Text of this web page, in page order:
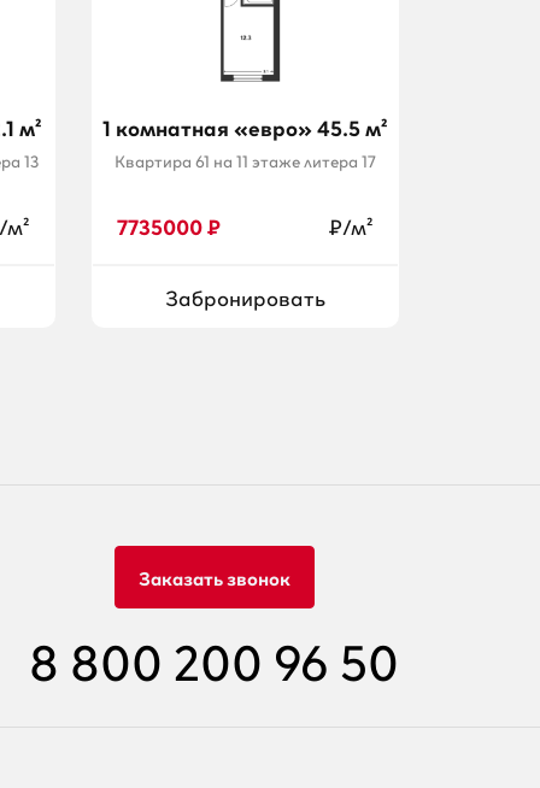
м²
13
1 комнатная «евро» 45.5 м²
Квартира 61 на 11 этаже литера 17
7735000 ₽ ₽/м²
Забронировать
Заказать звонок
8 800 200 96 50